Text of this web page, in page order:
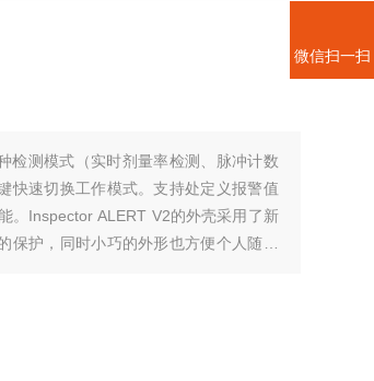
检测模式（实时剂量率检测、脉冲计数
快速切换工作模式。支持处定义报警值
。Inspector ALERT V2的外壳采用了新
护，同时小巧的外形也方便个人随身
微信扫一扫